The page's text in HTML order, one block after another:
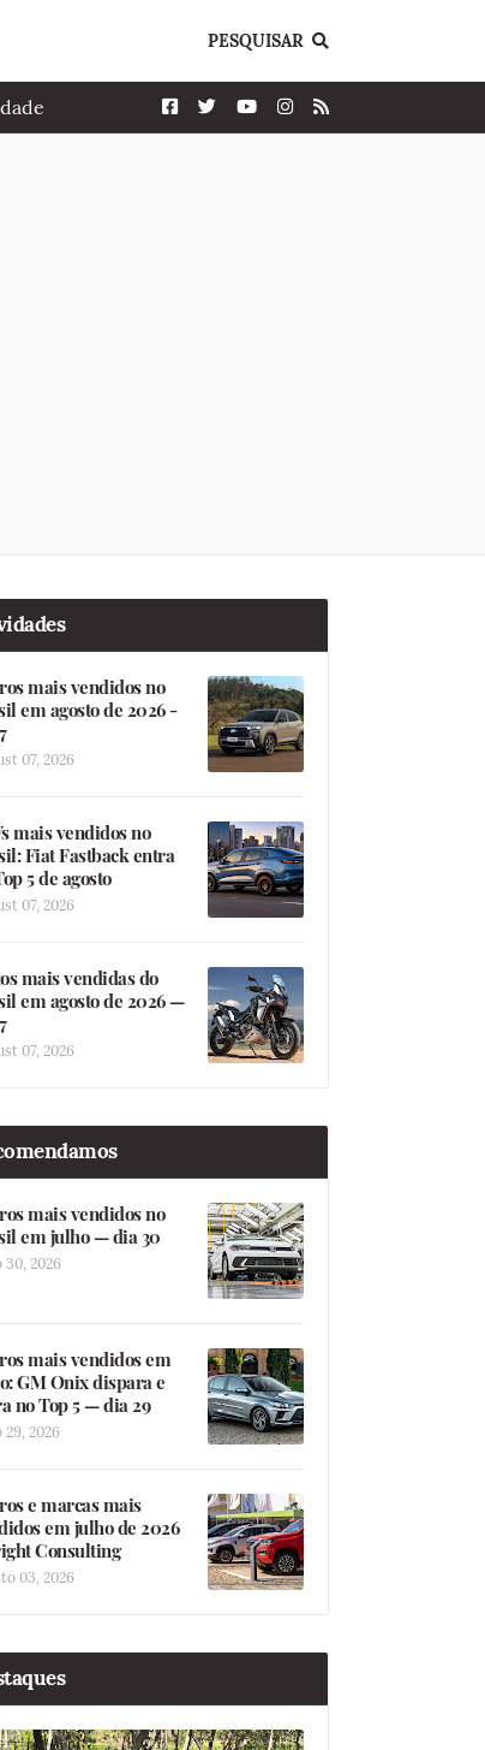
PESQUISAR
mais vendidos no
em agosto de 2026 -
07, 2026
mais vendidos no
Fiat Fastback entra
5 de agosto
07, 2026
mais vendidas do
em agosto de 2026 —
07, 2026
mais vendidos no
em julho — dia 30
30, 2026
mais vendidos em
GM Onix dispara e
no Top 5 — dia 29
29, 2026
e marcas mais
em julho de 2026
Consulting
03, 2026